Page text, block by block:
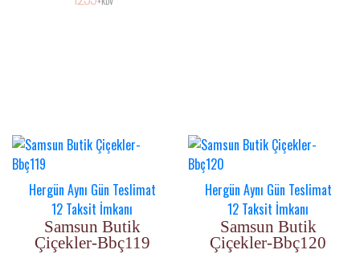
Hergün Aynı Gün Teslimat
12 Taksit İmkanı
Samsun Butik
Çiçekler-Bbç119
Hergün Aynı Gün Teslimat
12 Taksit İmkanı
Samsun Butik
Çiçekler-Bbç120